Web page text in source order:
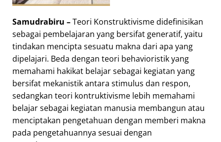
Samudrabiru –Teori Konstruktivisme didefinisikan
sebagai pembelajaran yang bersifat generatif, yaitu
tindakan mencipta sesuatu makna dari apa yang
dipelajari. Beda dengan teori behavioristik yang
memahami hakikat belajar sebagai kegiatan yang
bersifat mekanistik antara stimulus dan respon,
sedangkan teori kontruktivisme lebih memahami
belajar sebagai kegiatan manusia membangun atau
menciptakan pengetahuan dengan memberi makna
pada pengetahuannya sesuai dengan